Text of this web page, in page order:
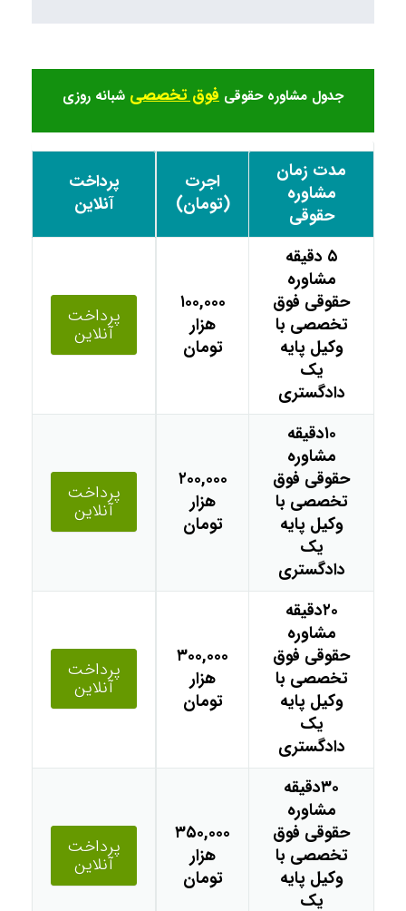
جدول مشاوره حقوقی فوق تخصصی شبانه روزی
مدت زمان
مشاوره
حقوقی
اجرت
(تومان)
پرداخت
آنلاین
۵ دقیقه
مشاوره
حقوقی فوق
تخصصی با
وکیل پایه
یک
دادگستری
۱۰۰,۰۰۰
هزار
تومان
پرداخت
آنلاین
۱۰دقیقه
مشاوره
حقوقی فوق
تخصصی با
وکیل پایه
یک
دادگستری
۲۰۰,۰۰۰
هزار
تومان
پرداخت
آنلاین
۲۰دقیقه
مشاوره
حقوقی فوق
تخصصی با
وکیل پایه
یک
دادگستری
۳۰۰,۰۰۰
هزار
تومان
پرداخت
آنلاین
۳۰دقیقه
مشاوره
حقوقی فوق
تخصصی با
وکیل پایه
یک
۳۵۰,۰۰۰
هزار
تومان
پرداخت
آنلاین